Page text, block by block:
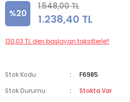
%20
1.548,00 TL
1.238,40 TL
130,03 TL den başlayan taksitlerle!!
Stok Kodu
F6985
Stok Durumu
Stokta Var